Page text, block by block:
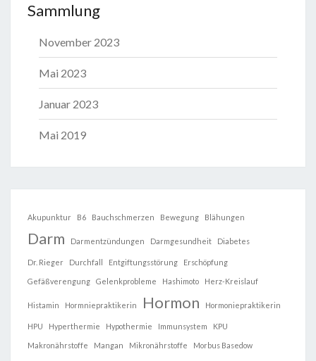
Sammlung
November 2023
Mai 2023
Januar 2023
Mai 2019
Akupunktur B6 Bauchschmerzen Bewegung Blähungen
Darm Darmentzündungen Darmgesundheit Diabetes
Dr. Rieger Durchfall Entgiftungsstörung Erschöpfung
Gefäßverengung Gelenkprobleme Hashimoto Herz-Kreislauf
Histamin Hormniepraktikerin Hormon Hormoniepraktikerin
HPU Hyperthermie Hypothermie Immunsystem KPU
Makronährstoffe Mangan Mikronährstoffe Morbus Basedow